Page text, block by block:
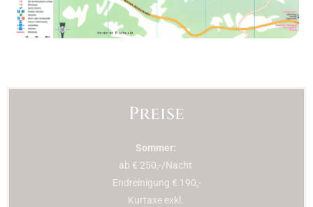
Preise
Sommer:
ab € 250,-/Nacht
Endreinigung € 190,-
Kurtaxe exkl.